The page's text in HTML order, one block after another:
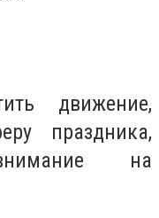
движение,
праздника,
на